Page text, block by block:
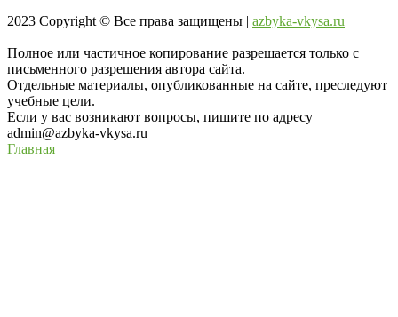
2023 Copyright © Все права защищены | azbyka-vkysa.ru
Полное или частичное копирование разрешается только с
письменного разрешения автора сайта.
Отдельные материалы, опубликованные на сайте, преследуют
учебные цели.
Если у вас возникают вопросы, пишите по адресу
admin@azbyka-vkysa.ru
Главная